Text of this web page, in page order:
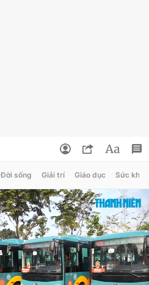
Đời sống Giải trí Giáo dục Sức khỏe